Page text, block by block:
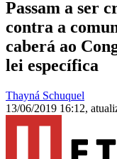
Passam a ser
contra a
caberá ao
lei específica
Thayná Schuquel
13/06/2019 16:12,